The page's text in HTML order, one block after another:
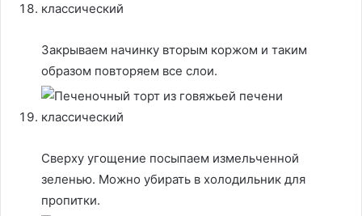
Закрываем начинку вторым коржом и таким
образом повторяем все слои.
Сверху угощение посыпаем измельченной
зеленью. Можно убирать в холодильник для
пропитки.